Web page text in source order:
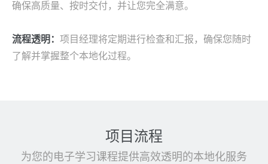
确保高质量、按时交付，并让您完全满意。
流程透明 ： 项目经理将定期进行检查和汇报，确保您随时
了解并掌握整个本地化过程。
项目流程
为您的电子学习课程提供高效透明的本地化服务